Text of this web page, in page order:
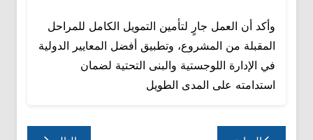
وأكد أن العمل جارٍ لتأمين التمويل الكامل للمراحل
المقبلة من المشروع، وتطبيق أفضل المعايير الدولية
في الإدارة اللوجستية والبنى التحتية لضمان
استدامته على المدى الطويل
تصفّح